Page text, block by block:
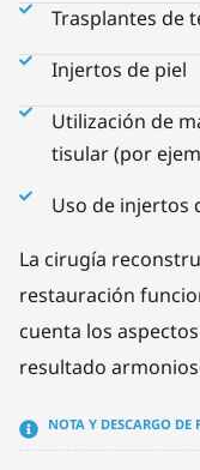
Trasplantes de
Injertos de piel
Utilización de
tisular (por
Uso de injertos
La cirugía
restauración
cuenta los
resultado
NOTA Y DESCARGO DE